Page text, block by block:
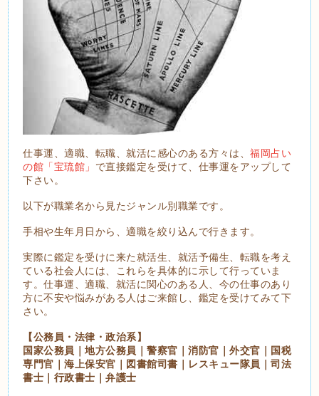
仕事運、適職、転職、就活に感心のある方々は、福岡占い
の館「宝琉館」 で直接鑑定を受けて、仕事運をアップして
下さい。
以下が職業名から見たジャンル別職業です。
手相や生年月日から、適職を絞り込んで行きます。
実際に鑑定を受けに来た就活生、就活予備生、転職を考え
ている社会人には、これらを具体的に示して行っていま
す。仕事運、適職、就活に関心のある人、今の仕事のあり
方に不安や悩みがある人はご来館し、鑑定を受けてみて下
さい。
【公務員・法律・政治系】
国家公務員｜地方公務員｜警察官｜消防官｜外交官｜国税
専門官｜海上保安官｜図書館司書｜レスキュー隊員｜司法
書士｜行政書士｜弁護士